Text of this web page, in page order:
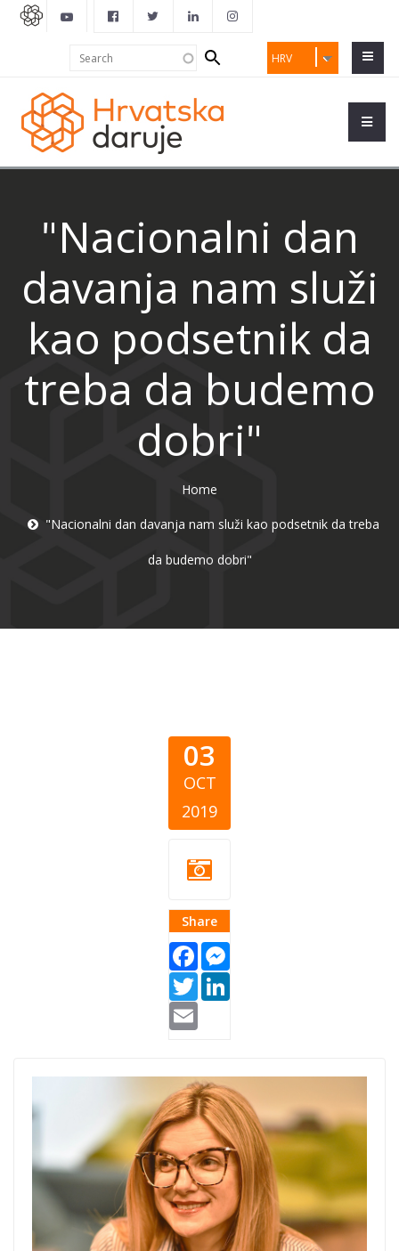
HRV
Search
form
"Nacionalni dan
davanja nam služi
kao podsetnik da
treba da budemo
dobri"
Home
"Nacionalni dan davanja nam služi kao podsetnik da treba
da budemo dobri"
03
OCT
2019
Share
Facebook
Twitter
dragana-
jovancevic-sff-
cover.jpg